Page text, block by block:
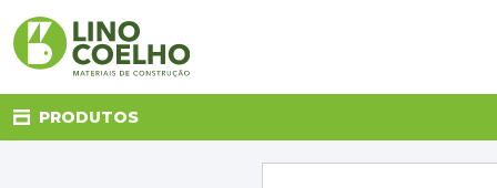
PRODUTOS